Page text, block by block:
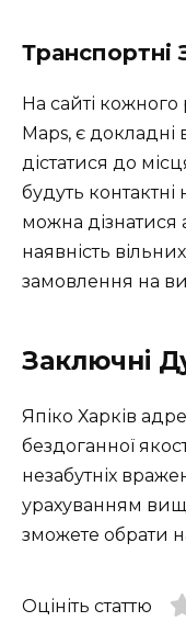
Транспортні
На сайті
Maps, є докладні
дістатися до
будуть
можна дізнатися
наявність
замовлення на
Заключні
Япіко Харків
бездоганної
незабутніх
урахуванням
зможете обрати
Оцініть статтю